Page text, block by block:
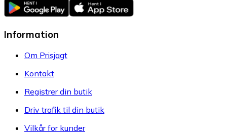
Information
Om Prisjagt
Kontakt
Registrer din butik
Driv trafik til din butik
Vilkår for kunder